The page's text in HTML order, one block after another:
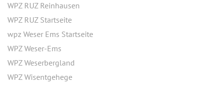
WPZ RUZ Reinhausen
WPZ RUZ Startseite
wpz Weser Ems Startseite
WPZ Weser-Ems
WPZ Weserbergland
WPZ Wisentgehege